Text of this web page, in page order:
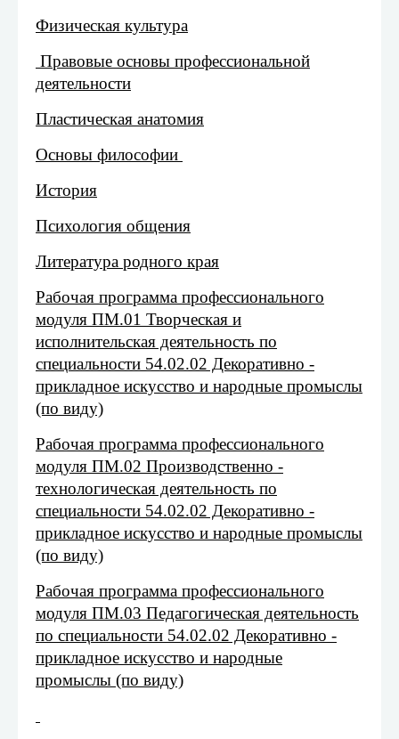
Физическая культура
Правовые основы профессиональной
деятельности
Пластическая анатомия
Основы философии
История
Психология общения
Литература родного края
Рабочая программа профессионального
модуля ПМ.01 Творческая и
исполнительская деятельность по
специальности 54.02.02 Декоративно -
прикладное искусство и народные промыслы
(по виду)
Рабочая программа профессионального
модуля ПМ.02 Производственно -
технологическая деятельность по
специальности 54.02.02 Декоративно -
прикладное искусство и народные промыслы
(по виду)
Рабочая программа профессионального
модуля ПМ.03 Педагогическая деятельность
по специальности 54.02.02 Декоративно -
прикладное искусство и народные
промыслы (по виду)